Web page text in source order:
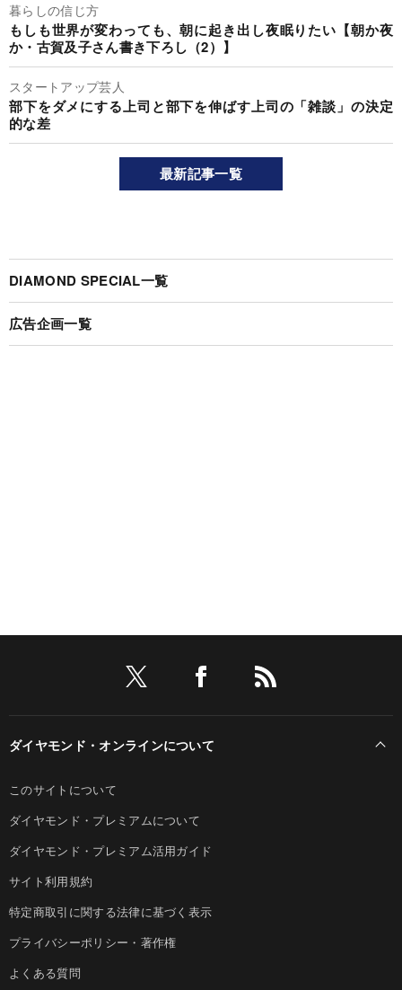
暮らしの信じ方
もしも世界が変わっても、朝に起き出し夜眠りたい【朝か夜
か・古賀及子さん書き下ろし（2）】
スタートアップ芸人
部下をダメにする上司と部下を伸ばす上司の「雑談」の決定
的な差
最新記事一覧
DIAMOND SPECIAL一覧
広告企画一覧
ダイヤモンド・オンラインについて
このサイトについて
ダイヤモンド・プレミアムについて
ダイヤモンド・プレミアム活用ガイド
サイト利用規約
特定商取引に関する法律に基づく表示
プライバシーポリシー・著作権
よくある質問